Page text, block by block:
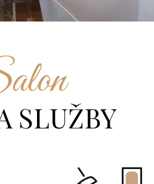
SLUŽBY